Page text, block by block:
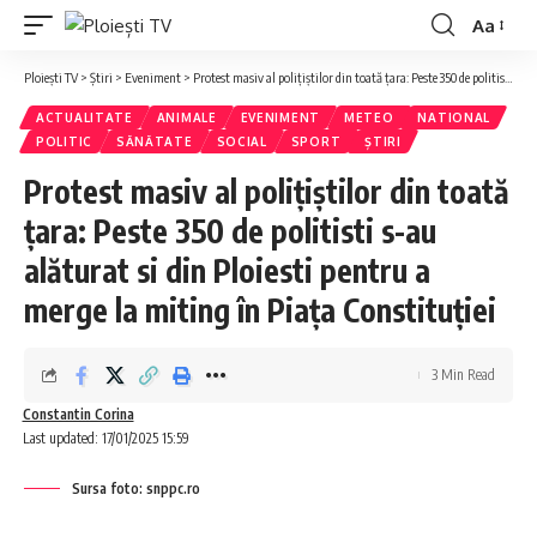
Aa
Ploiești TV> Știri > Eveniment > Protest masiv al polițiștilor din toată țara: Peste 350 de politisti s-au alăturat si din Ploiesti pentru a merge la miting în Piața Constituției
ACTUALITATE ANIMALE EVENIMENT METEO
NATIONAL
POLITIC
SĂNĂTATE SOCIAL SPORT ȘTIRI
Protest masiv al polițiștilor din toată
țara: Peste 350 de politisti s-au
alăturat si din Ploiesti pentru a
merge la miting în Piața Constituției
Last updated: 17/01/2025 15:59
Constantin Corina
3 Min Read
Sursa foto: snppc.ro